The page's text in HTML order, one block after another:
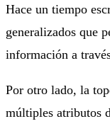
Hace un tiempo
generalizados que
información a
Por otro lado, la
múltiples atributos